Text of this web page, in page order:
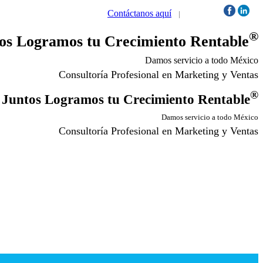
Contáctanos aquí |
Logramos tu Crecimiento Rentable®
Damos servicio a todo México
Consultoría Profesional en Marketing y Ventas
Juntos Logramos tu Crecimiento Rentable®
Damos servicio a todo México
Consultoría Profesional en Marketing y Ventas